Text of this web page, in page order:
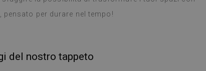
per durare nel tempo!
del nostro tappeto